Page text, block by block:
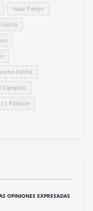
Isaac Parejo
García
Fariña
Campillo
J. Párbole
OPINIONES EXPRESADAS